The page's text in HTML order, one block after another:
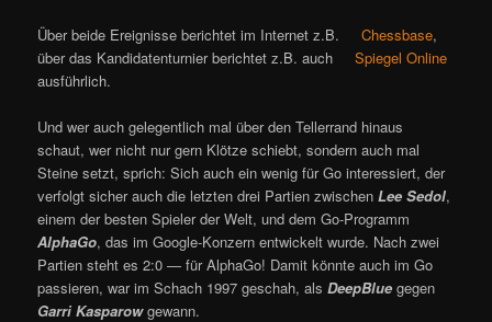
Über beide Ereignisse berichtet im Internet z.B. Chessbase,
über das Kandidatenturnier berichtet z.B. auch
Spiegel Online
ausführlich.
Und wer auch gelegentlich mal über den Tellerrand hinaus
schaut, wer nicht nur gern Klötze schiebt, sondern auch mal
Steine setzt, sprich: Sich auch ein wenig für Go interessiert, der
verfolgt sicher auch die letzten drei Partien zwischenLee Sedol,
einem der besten Spieler der Welt, und dem Go-Programm
AlphaGo, das im Google-Konzern entwickelt wurde. Nach zwei
Partien steht es 2:0 — für AlphaGo! Damit könnte auch im Go
passieren, war im Schach 1997 geschah, alsDeepBlue gegen
Garri Kasparowgewann.